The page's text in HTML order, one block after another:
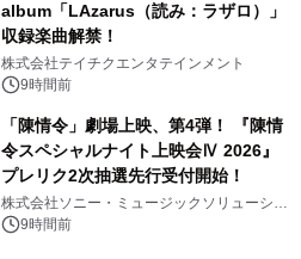
album「LAzarus（読み：ラザロ）」
収録楽曲解禁！
株式会社テイチクエンタテインメント
9時間前
「陳情令」劇場上映、第4弾！ 『陳情
令スペシャルナイト上映会Ⅳ 2026』
プレリク2次抽選先行受付開始！
株式会社ソニー・ミュージックソリューショ
ンズ9時間前